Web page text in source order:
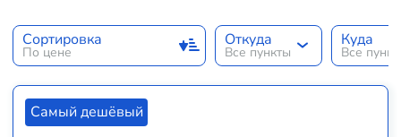
Сортировка
По цене
Откуда
Все пункты
Куда
Все
Самый дешёвый